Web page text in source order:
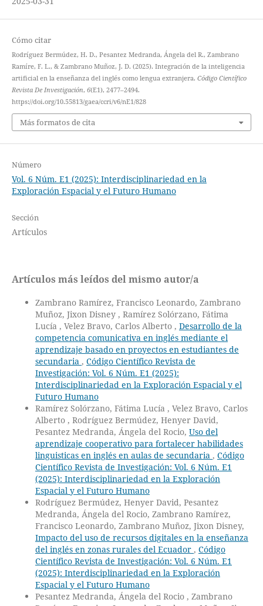
Cómo citar
Rodríguez Bermúdez, H. D., Pesantez Medranda, Ángela del R., Zambrano
Ramíre, F. L., & Zambrano Muñoz, J. D. (2025). Integración de la inteligencia
artificial en la enseñanza del inglés como lengua extranjera. Código Científico
Revista De Investigación, 6(E1), 2477–2494.
https://doi.org/10.55813/gaea/ccri/v6/nE1/828
Más formatos de cita
Número
Vol. 6 Núm. E1 (2025): Interdisciplinariedad en la
Exploración Espacial y el Futuro Humano
Sección
Artículos
Artículos más leídos del mismo autor/a
Zambrano Ramírez, Francisco Leonardo, Zambrano
Muñoz, Jixon Disney , Ramírez Solórzano, Fátima
Lucía , Velez Bravo, Carlos Alberto , ⁠Desarrollo de la
competencia comunicativa en inglés mediante el
aprendizaje basado en proyectos en estudiantes de
secundaria , Código Científico Revista de
Investigación: Vol. 6 Núm. E1 (2025):
Interdisciplinariedad en la Exploración Espacial y el
Futuro Humano
Ramírez Solórzano, Fátima Lucía , Velez Bravo, Carlos
Alberto , Rodríguez Bermúdez, Henyer David,
Pesantez Medranda, Ángela del Rocio, Uso del
aprendizaje cooperativo para fortalecer habilidades
linguisticas en inglés en aulas de secundaria , Código
Científico Revista de Investigación: Vol. 6 Núm. E1
(2025): Interdisciplinariedad en la Exploración
Espacial y el Futuro Humano
Rodríguez Bermúdez, Henyer David, Pesantez
Medranda, Ángela del Rocio, Zambrano Ramírez,
Francisco Leonardo, Zambrano Muñoz, Jixon Disney,
Impacto del uso de recursos digitales en la enseñanza
del inglés en zonas rurales del Ecuador , Código
Científico Revista de Investigación: Vol. 6 Núm. E1
(2025): Interdisciplinariedad en la Exploración
Espacial y el Futuro Humano
Pesantez Medranda, Ángela del Rocio , Zambrano